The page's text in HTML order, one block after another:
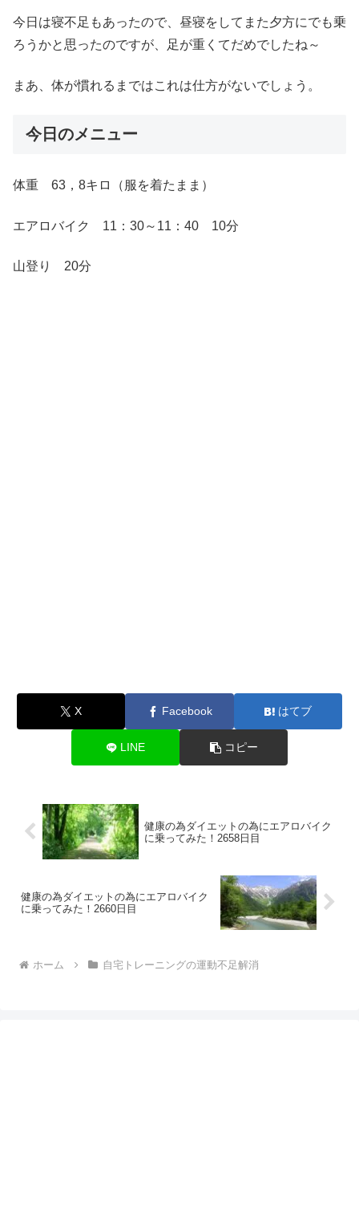
今日は寝不足もあったので、昼寝をしてまた夕方にでも乗
ろうかと思ったのですが、足が重くてだめでしたね～
まあ、体が慣れるまではこれは仕方がないでしょう。
今日のメニュー
体重 63，8キロ（服を着たまま）
エアロバイク 11：30～11：40 10分
山登り 20分
X Facebook はてブ
LINE コピー
健康の為ダイエットの為にエアロバイク
に乗ってみた！2658日目
健康の為ダイエットの為にエアロバイク
に乗ってみた！2660日目
ホーム 自宅トレーニングの運動不足解消